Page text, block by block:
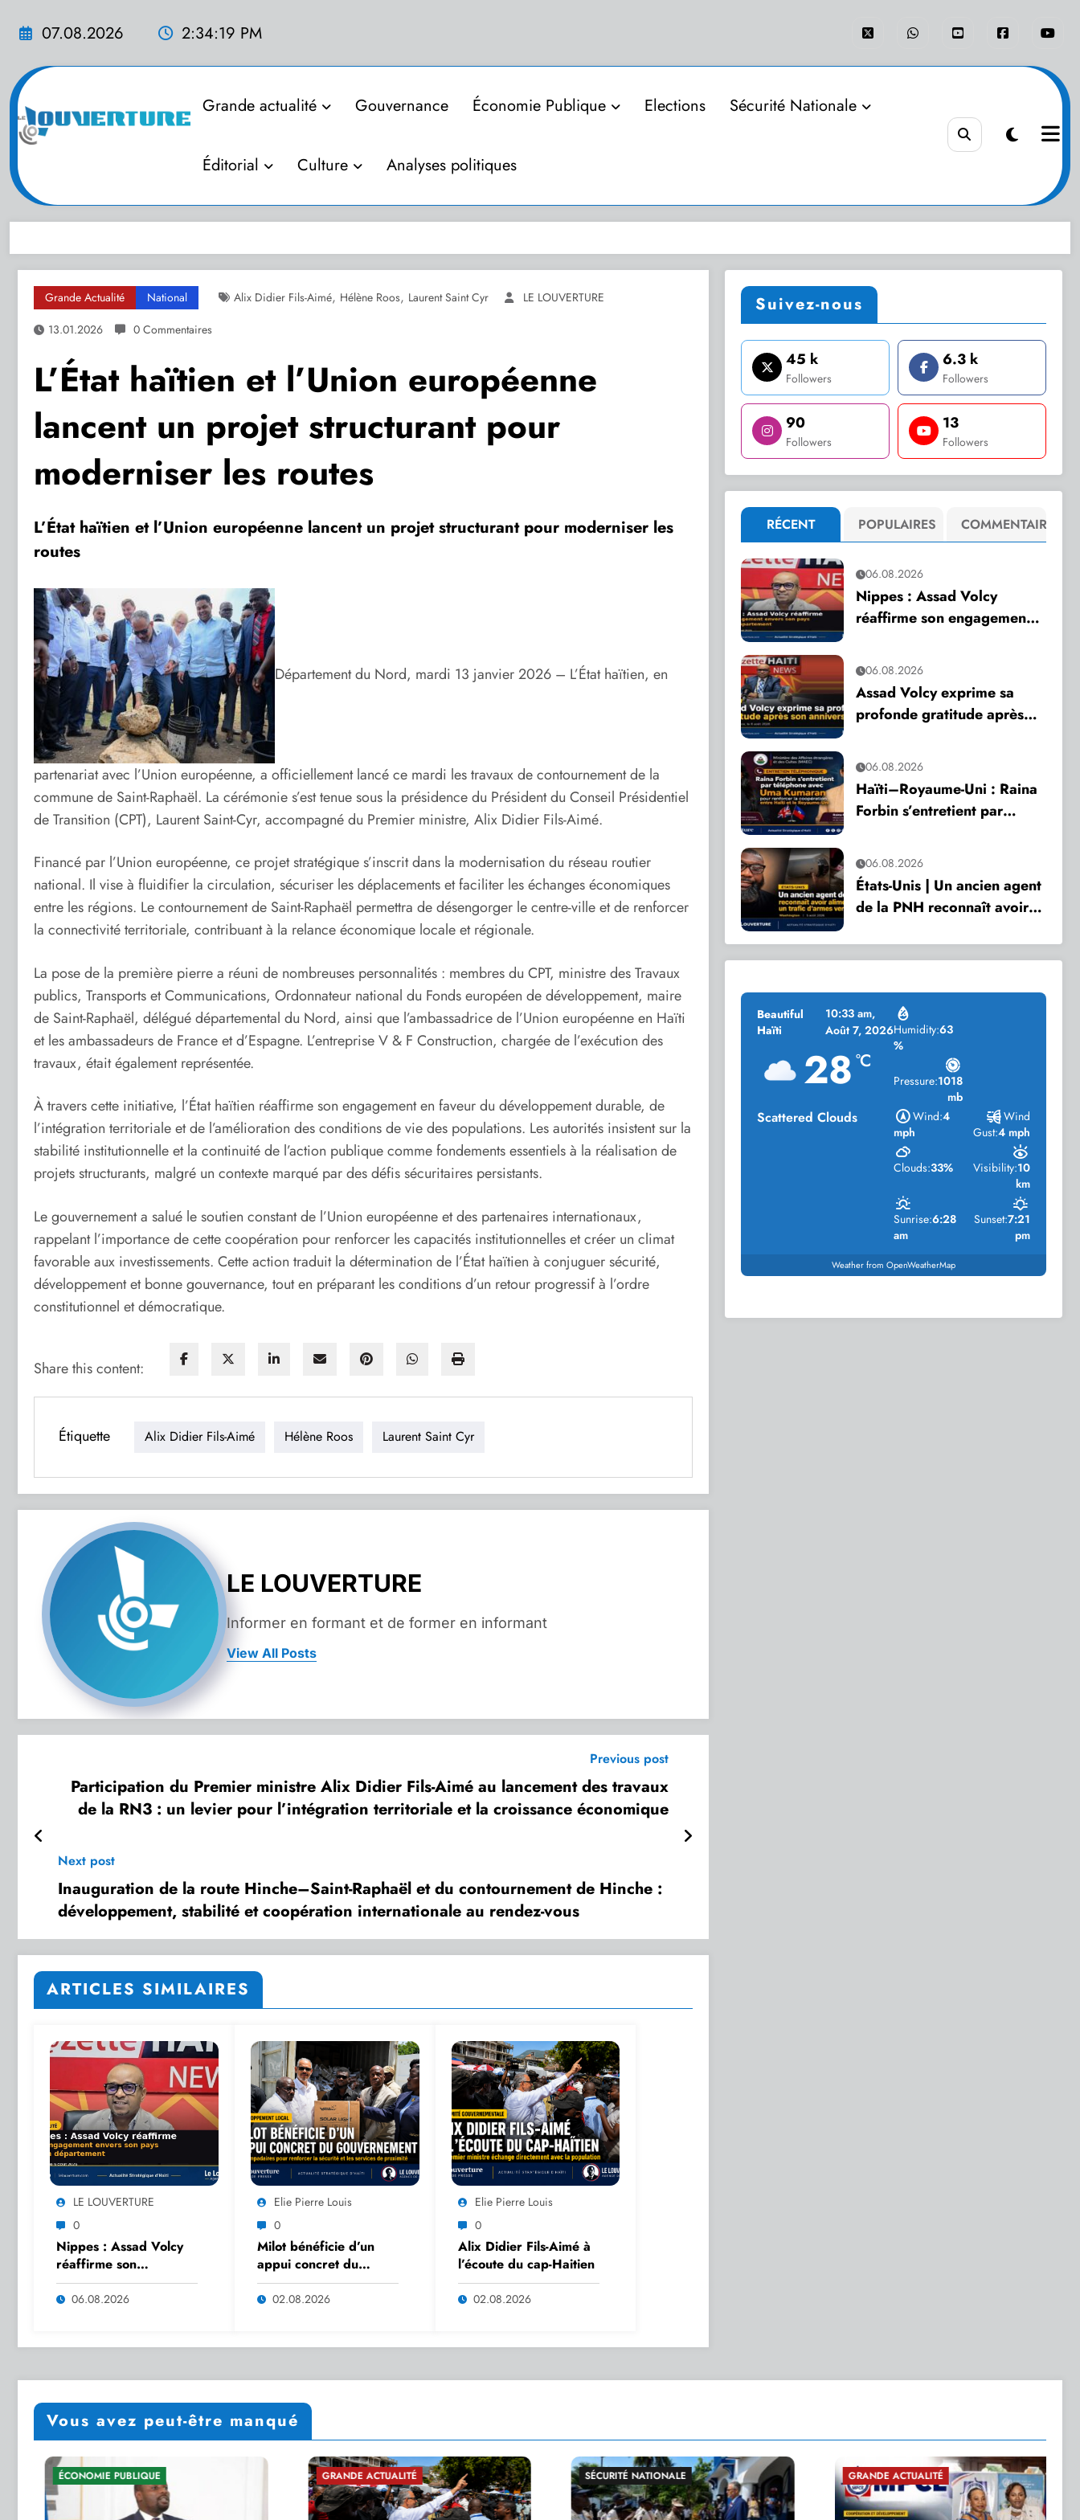
07.08.2026 2:34:20 PM
Grande actualité Gouvernance Économie Publique Elections Sécurité Nationale
Éditorial Culture Analyses politiques
Grande Actualité National Alix Didier Fils-Aimé, Hélène Roos, Laurent Saint Cyr
LE LOUVERTURE
13.01.2026
0 Commentaires
L’État haïtien et l’Union européenne
lancent un projet structurant pour
moderniser les routes
L’État haïtien et l’Union européenne lancent un projet structurant pour moderniser les
routes
Département du Nord, mardi 13 janvier 2026 – L’État haïtien, en
partenariat avec l’Union européenne, a officiellement lancé ce mardi les travaux de contournement de la
commune de Saint-Raphaël. La cérémonie s’est tenue sous la présidence du Président du Conseil Présidentiel
de Transition (CPT), Laurent Saint-Cyr, accompagné du Premier ministre, Alix Didier Fils-Aimé.
Financé par l’Union européenne, ce projet stratégique s’inscrit dans la modernisation du réseau routier
national. Il vise à fluidifier la circulation, sécuriser les déplacements et faciliter les échanges économiques
entre les régions. Le contournement de Saint-Raphaël permettra de désengorger le centre-ville et de renforcer
la connectivité territoriale, contribuant à la relance économique locale et régionale.
La pose de la première pierre a réuni de nombreuses personnalités : membres du CPT, ministre des Travaux
publics, Transports et Communications, Ordonnateur national du Fonds européen de développement, maire
de Saint-Raphaël, délégué départemental du Nord, ainsi que l’ambassadrice de l’Union européenne en Haïti
et les ambassadeurs de France et d’Espagne. L’entreprise V & F Construction, chargée de l’exécution des
travaux, était également représentée.
À travers cette initiative, l’État haïtien réaffirme son engagement en faveur du développement durable, de
l’intégration territoriale et de l’amélioration des conditions de vie des populations. Les autorités insistent sur la
stabilité institutionnelle et la continuité de l’action publique comme fondements essentiels à la réalisation de
projets structurants, malgré un contexte marqué par des défis sécuritaires persistants.
Le gouvernement a salué le soutien constant de l’Union européenne et des partenaires internationaux,
rappelant l’importance de cette coopération pour renforcer les capacités institutionnelles et créer un climat
favorable aux investissements. Cette action traduit la détermination de l’État haïtien à conjuguer sécurité,
développement et bonne gouvernance, tout en préparant les conditions d’un retour progressif à l’ordre
constitutionnel et démocratique.
Share this content:
Étiquette Alix Didier Fils-Aimé Hélène Roos Laurent Saint Cyr
LE LOUVERTURE
Informer en formant et de former en informant
View All Posts
Previous post
Participation du Premier ministre Alix Didier Fils-Aimé au lancement des travaux
de la RN3 : un levier pour l’intégration territoriale et la croissance économique
Next post
Inauguration de la route Hinche–Saint-Raphaël et du contournement de Hinche :
développement, stabilité et coopération internationale au rendez-vous
ARTICLES SIMILAIRES
LE LOUVERTURE
0
Nippes : Assad Volcy
réaffirme son
engagement envers son
pays et son
06.08.2026
Elie Pierre Louis
0
Milot bénéficie d’un
appui concret du
gouvernement
02.08.2026
Elie Pierre Louis
0
Alix Didier Fils-Aimé à
l’écoute du cap-Haitien
02.08.2026
Suivez-nous
45 k
Followers
6.3 k
Followers
90
Followers
13
Followers
RÉCENT POPULAIRES COMMENTAIRE
06.08.2026
Nippes : Assad Volcy
réaffirme son engagement
département
06.08.2026
Assad Volcy exprime sa
profonde gratitude après
06.08.2026
Haïti–Royaume-Uni : Raina
Forbin s’entretient par
Kumaran pour renforcer la
coopération
06.08.2026
États-Unis | Un ancien agent
de la PNH reconnaît avoir
vers Haïti
Beautiful
Haïti
10:33 am,
Août 7, 2026
28 °C
Scattered Clouds
Humidity:63
%
Pressure:1018
mb
Wind:4
mph
Wind
Gust:4 mph
Clouds:33% Visibility:10
km
Sunrise:6:28
am
Sunset:7:21
pm
Weather from OpenWeatherMap
Vous avez peut-être manqué
GRANDE ACTUALITÉ SÉCURITÉ NATIONALE GRANDE ACTUALITÉ ÉCONOMIE PUBLIQUE